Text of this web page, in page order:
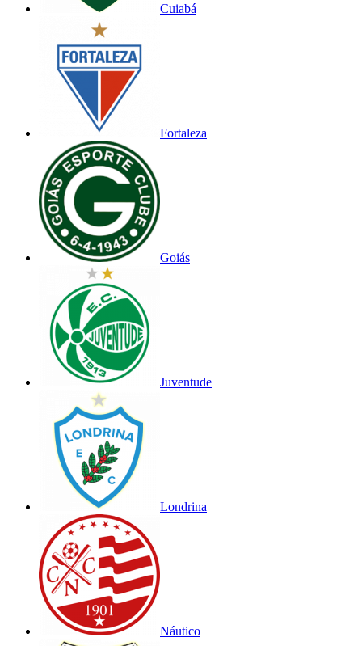
Cuiabá
Fortaleza
Goiás
Juventude
Londrina
Náutico